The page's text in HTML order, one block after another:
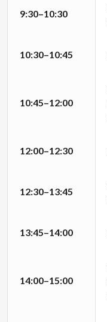
9:30–10:30
10:30–10:45
10:45–12:00
12:00–12:30
12:30–13:45
13:45–14:00
14:00–15:00